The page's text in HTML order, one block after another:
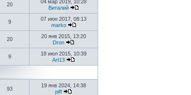
20
04 мар 2019, 10:28
Виталий
9
07 июн 2017, 08:13
marko
20
20 янв 2015, 13:20
Dron
9
18 июл 2015, 10:39
Art13
93
19 янв 2024, 14:38
piff